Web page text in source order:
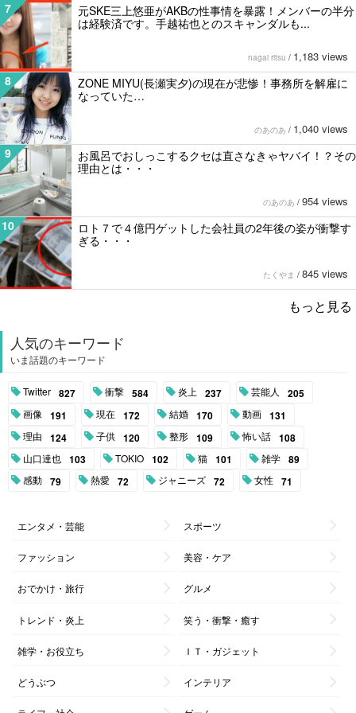
7
元SKE三上悠亜がAKBの性事情を暴露！メンバーの半分
は経験済です。手越祐也とのスキャンダルも...
nagai ritsu / 1,183 views
8
ZONE MIYU(長瀬実夕)の現在が悲惨！事務所を解雇に
なっていた…
のあのあ / 1,040 views
9
お風呂でおしっこするクセは直さなきゃヤバイ！？その
理由とは・・・
のあのあ / 954 views
10
ロト７で４億円ゲットした会社員の2年後の姿が衝撃す
ぎる・・・
たくやま / 845 views
もっと見る
人気のキーワード
いま話題のキーワード
Twitter 827 衝撃 584 炎上 237 芸能人 205
画像 191 現在 172 結婚 170 動画 131
理由 124 子供 120 整形 109 怖い話 108
山口達也 103 TOKIO 102 猫 101 雑学 89
感動 79 熱愛 72 ジャニーズ 72 女性 71
エンタメ・芸能 スポーツ
ファッション 美容・ケア
おでかけ・旅行 グルメ
トレンド・炎上 笑う・衝撃・癒す
雑学・お役立ち ＩＴ・ガジェット
どうぶつ インテリア